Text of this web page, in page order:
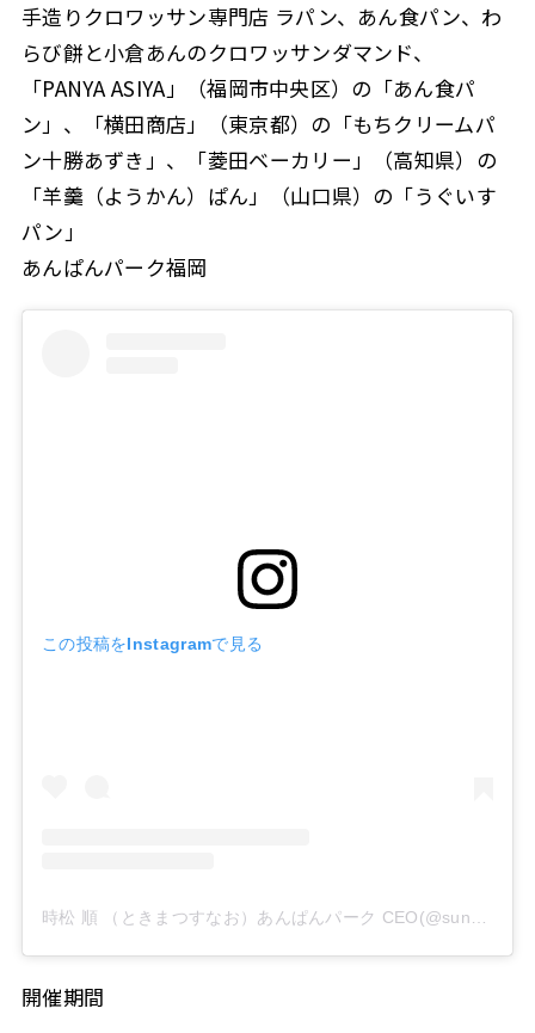
手造りクロワッサン専門店 ラパン、あん食パン、わ
らび餅と小倉あんのクロワッサンダマンド、
「PANYA ASIYA」（福岡市中央区）の「あん食パ
ン」、「横田商店」（東京都）の「もちクリームパ
ン十勝あずき」、「菱田ベーカリー」（高知県）の
「羊羹（ようかん）ぱん」（山口県）の「うぐいす
パン」
あんぱんパーク福岡
この投稿をInstagramで見る
開催期間